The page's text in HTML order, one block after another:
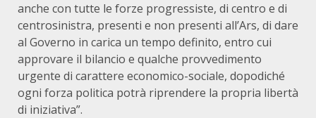
anche con tutte le forze progressiste, di centro e di
centrosinistra, presenti e non presenti all’Ars, di dare
al Governo in carica un tempo definito, entro cui
approvare il bilancio e qualche provvedimento
urgente di carattere economico-sociale, dopodiché
ogni forza politica potrà riprendere la propria libertà
di iniziativa”.